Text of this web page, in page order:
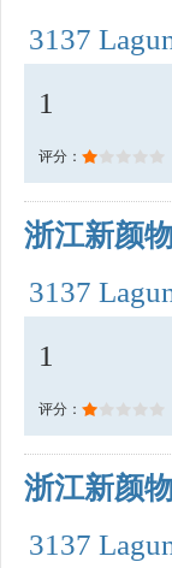
3137
1
评分：
浙江新颜
3137
1
评分：
浙江新颜
3137